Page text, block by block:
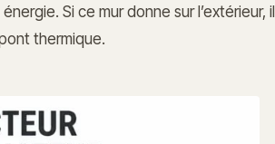
Si ce mur donne sur l’extérieur, il
thermique.